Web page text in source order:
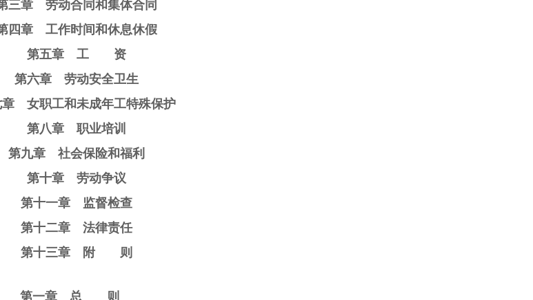
三章 劳动合同和集体合同
四章 工作时间和休息休假
第五章 工 资
第六章 劳动安全卫生
女职工和未成年工特殊保护
第八章 职业培训
第九章 社会保险和福利
第十章 劳动争议
第十一章 监督检查
第十二章 法律责任
第十三章 附 则
第一章 总 则